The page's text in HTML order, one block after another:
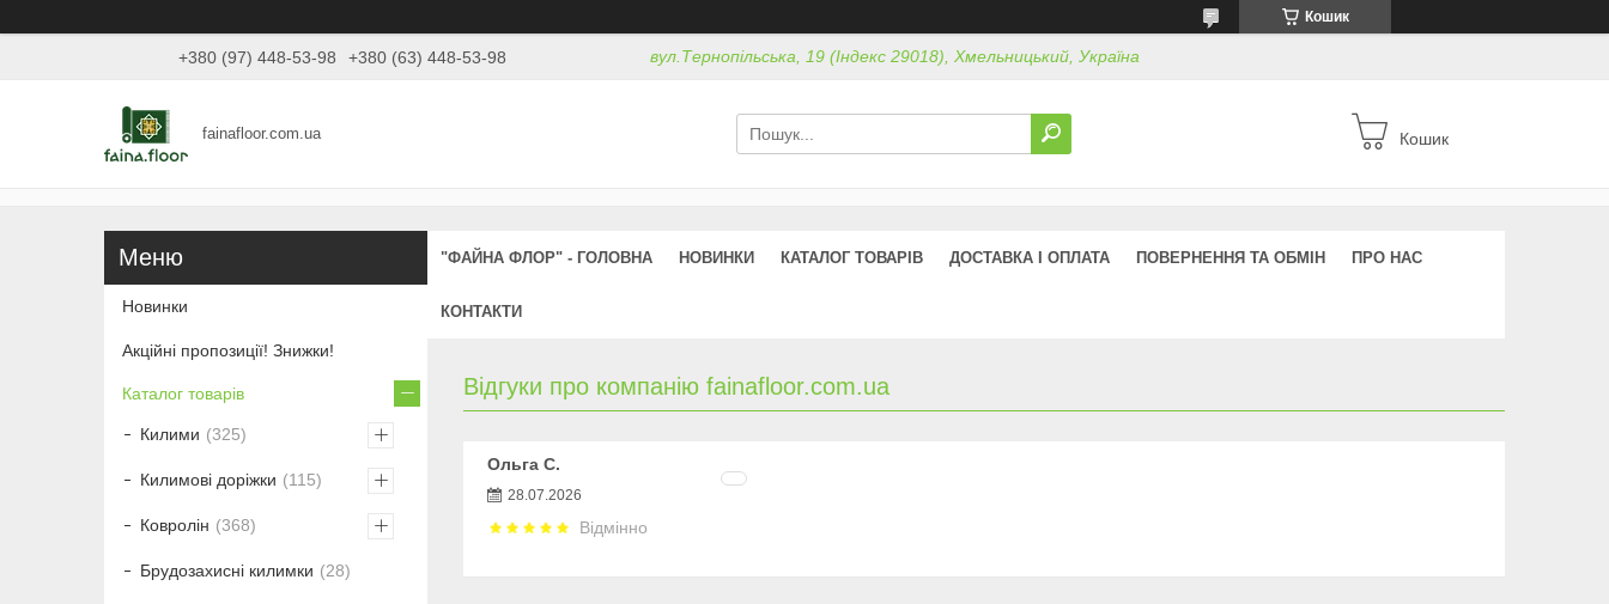
Кошик
+380 (97) 448-53-98 +380 (63) 448-53-98 вул.Тернопільська, 19 (Індекс 29018), Хмельницький, Україна
fainafloor.com.ua Кошик
"ФАЙНА ФЛОР" - ГОЛОВНА НОВИНКИ КАТАЛОГ ТОВАРІВ ДОСТАВКА І ОПЛАТА ПОВЕРНЕННЯ ТА ОБМІН ПРО НАС
КОНТАКТИ
Відгуки про компанію fainafloor.com.ua
Ольга С.
28.07.2026
Відмінно
Новинки
Акційні пропозиції! Знижки!
Каталог товарів
Килими 325
Килимові доріжки 115
Ковролін 368
Брудозахисні килимки 28